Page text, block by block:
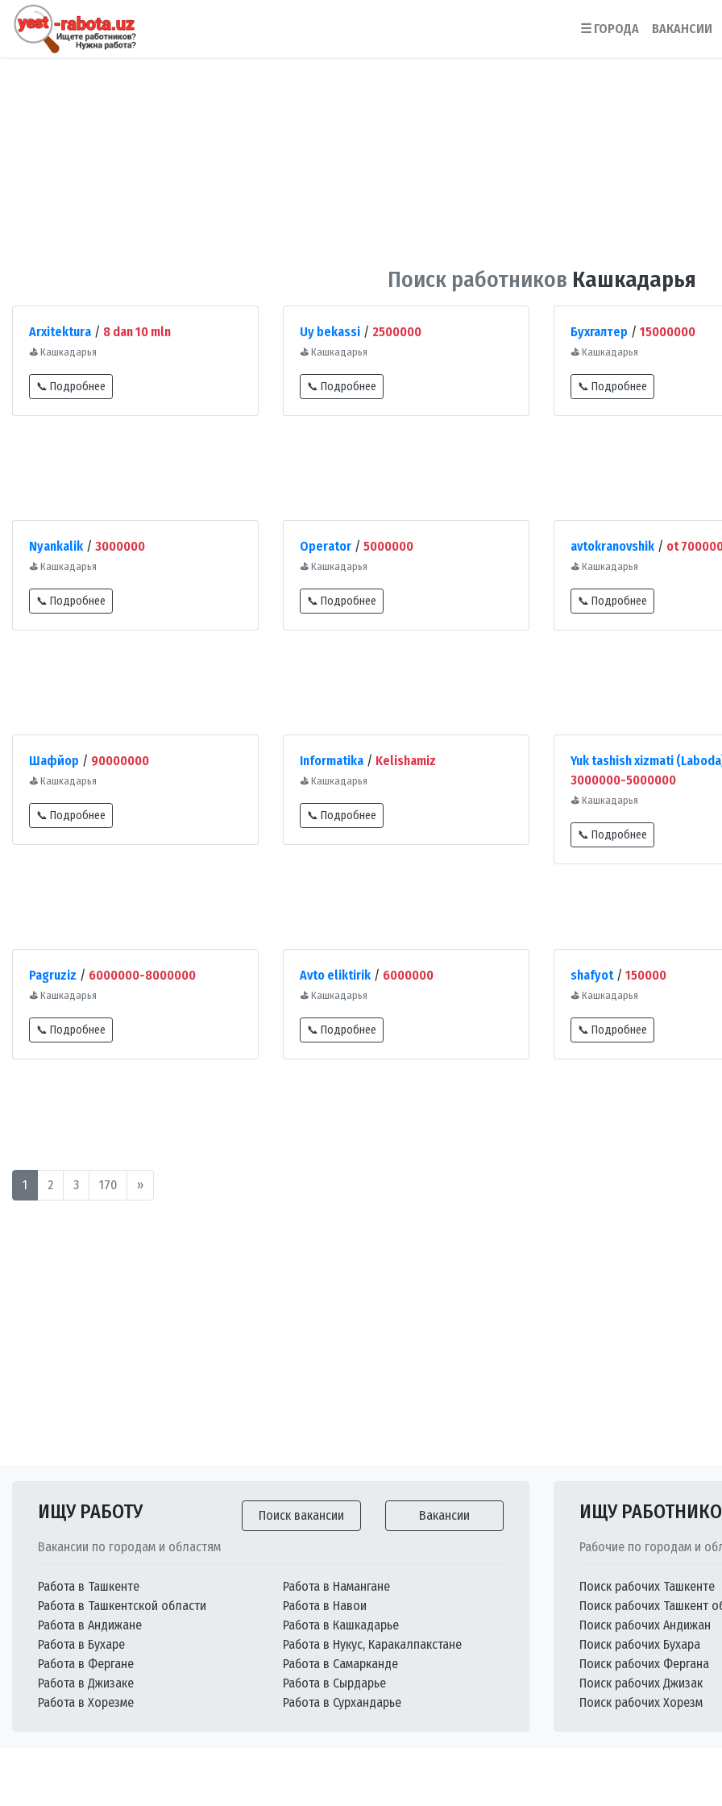
☰ ГОРОДА ВАКАНСИИ
Поиск работников Кашкадарья
Arxitektura / 8 dan 10 mln
⛳ Кашкадарья
📞 Подробнее
Uy bekassi / 2500000
⛳ Кашкадарья
📞 Подробнее
Бухгалтер / 15000000
⛳ Кашкадарья
📞 Подробнее
Nyankalik / 3000000
⛳ Кашкадарья
📞 Подробнее
Operator / 5000000
⛳ Кашкадарья
📞 Подробнее
avtokranovshik / ot
⛳ Кашкадарья
📞 Подробнее
Шафйор / 90000000
⛳ Кашкадарья
📞 Подробнее
Informatika / Kelishamiz
⛳ Кашкадарья
📞 Подробнее
Yuk tashish xizmati
3000000-5000000
⛳ Кашкадарья
📞 Подробнее
Pagruziz / 6000000-8000000
⛳ Кашкадарья
📞 Подробнее
Avto eliktirik / 6000000
⛳ Кашкадарья
📞 Подробнее
shafyot/ 150000
⛳ Кашкадарья
📞 Подробнее
1 2 3 170 »
ИЩУ РАБОТУ Поиск вакансии Вакансии
Вакансии по городам и областям
Работа в Ташкенте
Работа в Ташкентской области
Работа в Андижане
Работа в Бухаре
Работа в Фергане
Работа в Джизаке
Работа в Хорезме
Работа в Намангане
Работа в Навои
Работа в Кашкадарье
Работа в Нукус, Каракалпакстане
Работа в Самарканде
Работа в Сырдарье
Работа в Сурхандарье
ИЩУ
Рабочие по городам и
Поиск рабочих Ташкенте
Поиск рабочих Ташкент
Поиск рабочих Андижан
Поиск рабочих Бухара
Поиск рабочих Фергана
Поиск рабочих Джизак
Поиск рабочих Хорезм